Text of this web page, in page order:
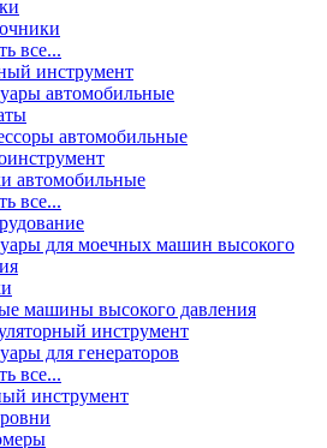
все...
инструмент
автомобильные
автомобильные
автомобильные
все...
для моечных машин высокого
машины высокого давления
инструмент
для генераторов
все...
инструмент